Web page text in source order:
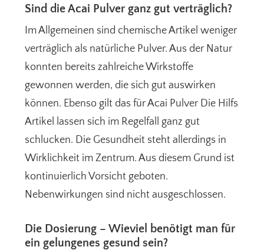
Sind die Acai Pulver ganz gut verträglich?
Im Allgemeinen sind chemische Artikel weniger
verträglich als natürliche Pulver. Aus der Natur
konnten bereits zahlreiche Wirkstoffe
gewonnen werden, die sich gut auswirken
können. Ebenso gilt das für Acai Pulver Die Hilfs
Artikel lassen sich im Regelfall ganz gut
schlucken. Die Gesundheit steht allerdings in
Wirklichkeit im Zentrum. Aus diesem Grund ist
kontinuierlich Vorsicht geboten.
Nebenwirkungen sind nicht ausgeschlossen.
Die Dosierung – Wieviel benötigt man für
ein gelungenes gesund sein?